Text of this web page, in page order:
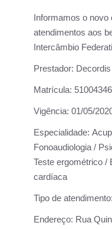
Informamos o
atendimentos aos
Intercâmbio
Prestador:
Matrícula:
Vigência: 01/05/
Especialidade:
Fonoaudiologia /
Teste ergométrico /
cardíaca
Tipo de atendimento:
Endereço: Rua